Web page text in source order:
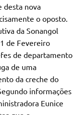
desta nova
o oposto.
da Sonangol
de Fevereiro
de departamento
de uma
da creche do
informações
Eunice